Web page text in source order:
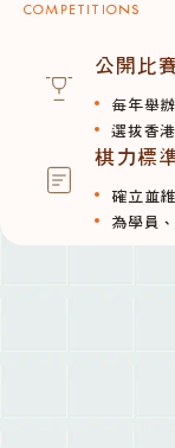
COMPETITIONS
公開比
每年舉
選拔香
棋力標
確立並
為學員